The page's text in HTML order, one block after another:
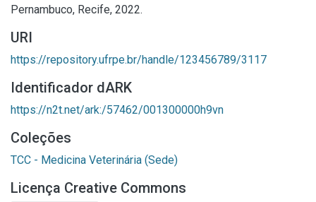
Pernambuco, Recife, 2022.
URI
https://repository.ufrpe.br/handle/123456789/3117
Identificador dARK
https://n2t.net/ark:/57462/001300000h9vn
Coleções
TCC - Medicina Veterinária (Sede)
Licença Creative Commons